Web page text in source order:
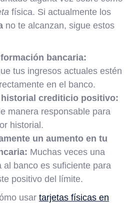
física. Si actualmente los
no te alcanzan, sigue estos
bancaria:
tus ingresos actuales estén
en el banco.
historial crediticio positivo:
manera responsable para
historial.
un aumento en tu
Muchas veces una
al banco es suficiente para
positivo del límite.
usar tarjetas físicas en